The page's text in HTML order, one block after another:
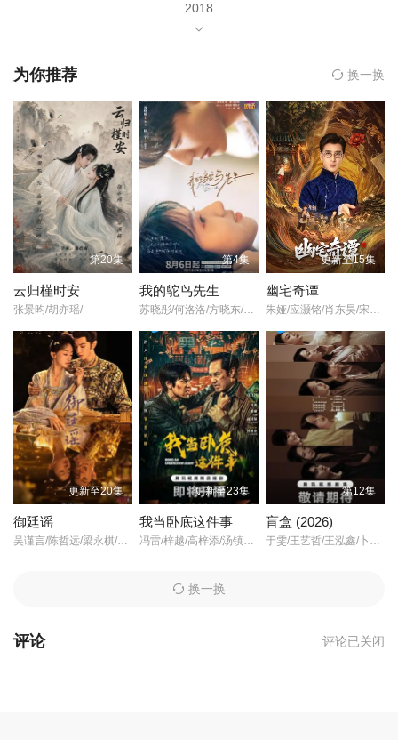
2018
郑元畅
李佳航
菅纫姿
为你推荐 换一换
第20集
云归槿时安
张景昀/胡亦瑶/
第4集
我的鸵鸟先生
苏晓彤/何洛洛/方晓东/王若衫/胡晓龙/贾笑涵/
更新至15集
幽宅奇谭
朱娅/应灏铭/肖东昊/宋未央/
更新至20集
御廷谣
更新至23集
我当卧底这件事
冯雷/梓越/高梓添/汤镇业/杨帆/孙腾博/
第12集
盲盒 (2026)
换一换
评论 评论已关闭